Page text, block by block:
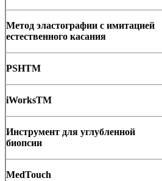
Метод эластографии с имитацией
естественного касания
PSHTM
iWorksTM
Инструмент для углубленной
биопсии
MedTouch